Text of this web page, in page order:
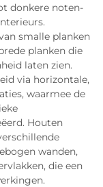
donkere noten-
smalle planken
planken die
laten zien.
via horizontale,
waarmee de
Houten
wanden,
die een